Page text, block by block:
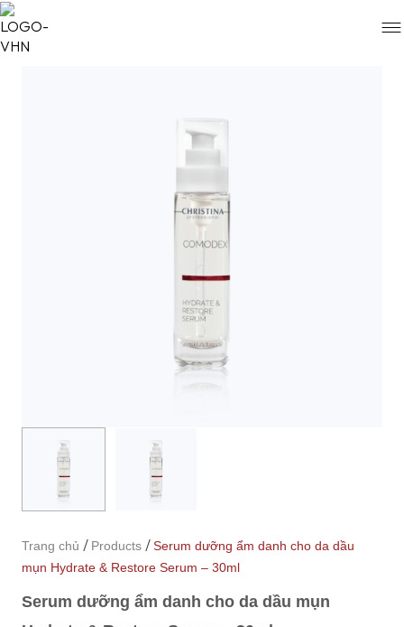
Trang chủ / Products /Serum dưỡng ẩm danh cho da dầu
mụn Hydrate & Restore Serum – 30ml
Serum dưỡng ẩm danh cho da dầu mụn